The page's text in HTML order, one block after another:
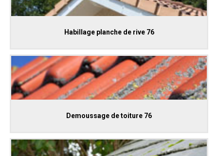
Habillage planche de rive 76
Demoussage de toiture 76